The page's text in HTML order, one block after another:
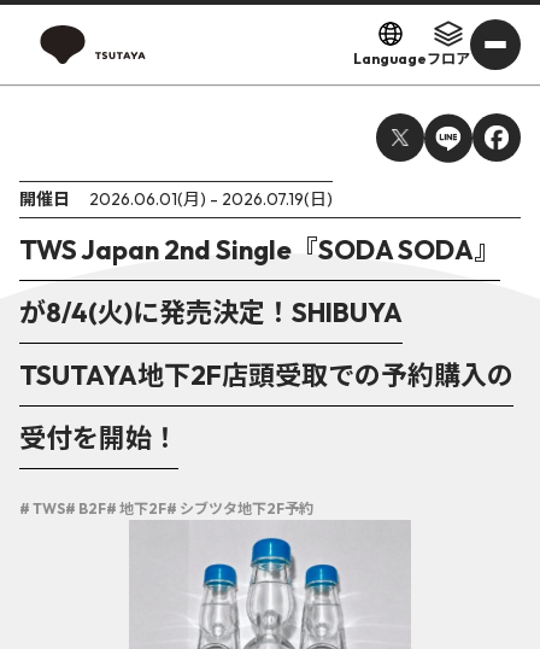
Languageフロア
開催日 2026.06.01(月) - 2026.07.19(日)
TWS Japan 2nd Single『SODA SODA』
が8/4(火)に発売決定！SHIBUYA
TSUTAYA地下2F店頭受取での予約購入の
受付を開始！
# TWS# B2F# 地下2F# シブツタ地下2F予約